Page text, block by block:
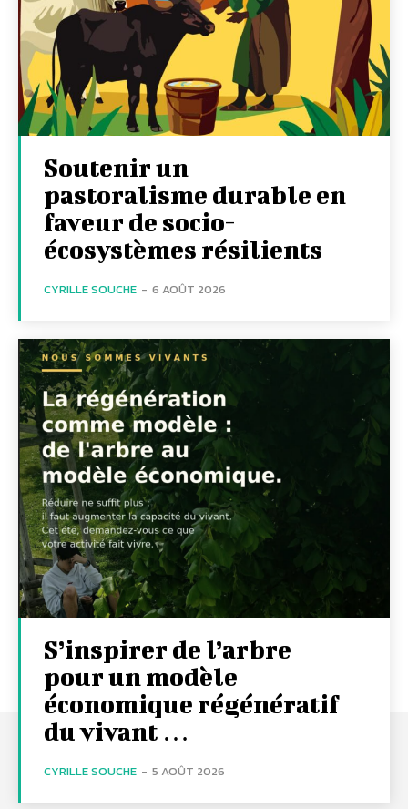
Soutenir un
pastoralisme durable en
faveur de socio-
écosystèmes résilients
CYRILLE SOUCHE - 6 AOÛT 2026
S’inspirer de l’arbre
pour un modèle
économique régénératif
du vivant …
CYRILLE SOUCHE - 5 AOÛT 2026